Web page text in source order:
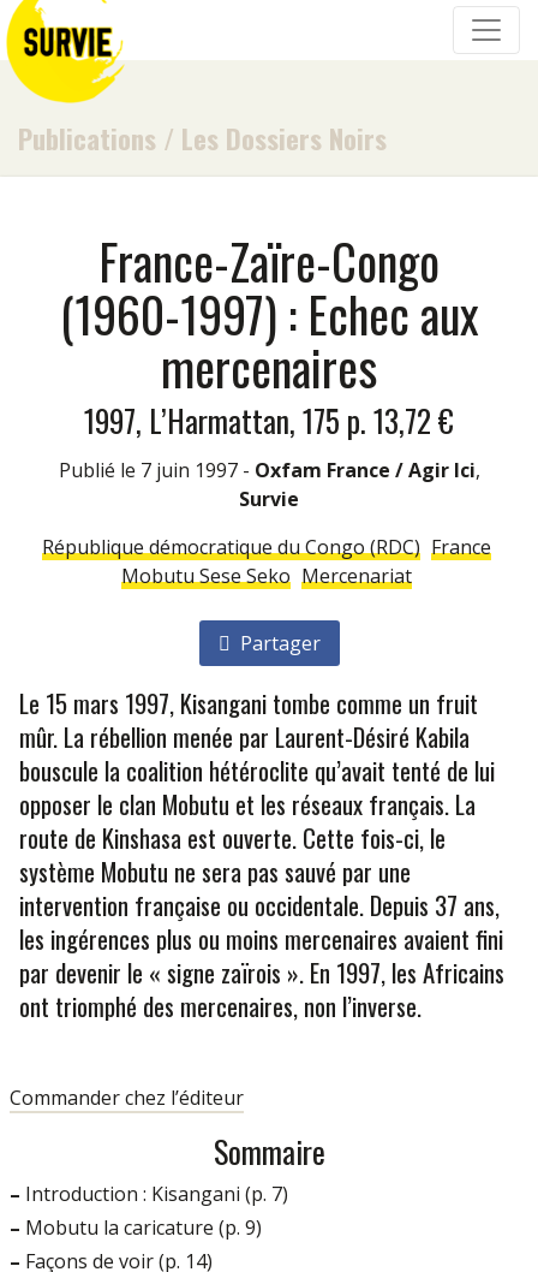
Publications / Les Dossiers Noirs
France-Zaïre-Congo
(1960-1997) : Echec aux
mercenaires
1997, L’Harmattan, 175 p. 13,72 €
Publié le 7 juin 1997 - Oxfam France / Agir Ici,
Survie
République démocratique du Congo (RDC) France
Mobutu Sese Seko Mercenariat
Partager
Le 15 mars 1997, Kisangani tombe comme un fruit
mûr. La rébellion menée par Laurent-Désiré Kabila
bouscule la coalition hétéroclite qu’avait tenté de lui
opposer le clan Mobutu et les réseaux français. La
route de Kinshasa est ouverte. Cette fois-ci, le
système Mobutu ne sera pas sauvé par une
intervention française ou occidentale. Depuis 37 ans,
les ingérences plus ou moins mercenaires avaient fini
par devenir le « signe zaïrois ». En 1997, les Africains
ont triomphé des mercenaires, non l’inverse.
Commander chez l’éditeur
Sommaire
– Introduction : Kisangani (p. 7)
– Mobutu la caricature (p. 9)
– Façons de voir (p. 14)